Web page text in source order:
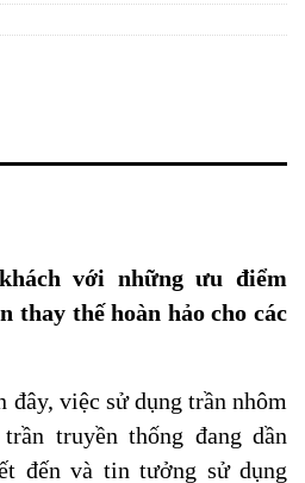
với những ưu điểm
thay thế hoàn hảo cho các
đây, việc sử dụng trần nhôm
truyền thống đang dần
đến và tin tưởng sử dụng